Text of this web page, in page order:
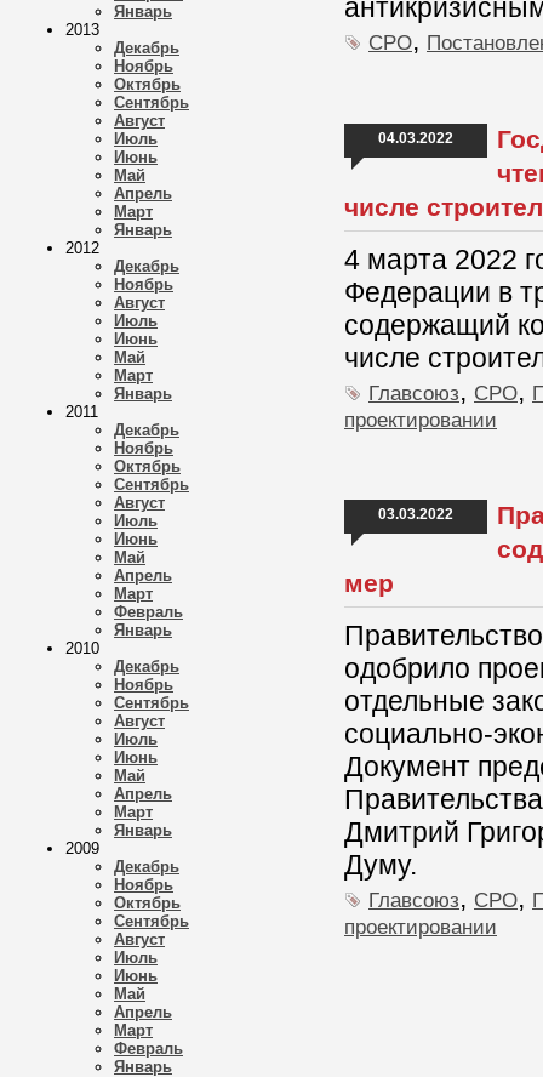
Январь
2013
Декабрь
Ноябрь
Октябрь
Сентябрь
Август
Июль
Июнь
Май
Апрель
Март
Январь
2012
Декабрь
Ноябрь
Август
Июль
Июнь
Май
Март
Январь
2011
Декабрь
Ноябрь
Октябрь
Сентябрь
Август
Июль
Июнь
Май
Апрель
Март
Февраль
Январь
2010
Декабрь
Ноябрь
Сентябрь
Август
Июль
Июнь
Май
Апрель
Март
Январь
2009
Декабрь
Ноябрь
Октябрь
Сентябрь
Август
Июль
Июнь
Май
Апрель
Март
Февраль
Январь
СРО,
04.03.2022
числе
4 марта 2022
Федерации в
содержащий
числе
Главсоюз, СРО,
проектировании
03.03.2022
мер
одобрило
отдельные
социально-
Документ
Дмитрий
Думу.
Главсоюз, СРО,
проектировании